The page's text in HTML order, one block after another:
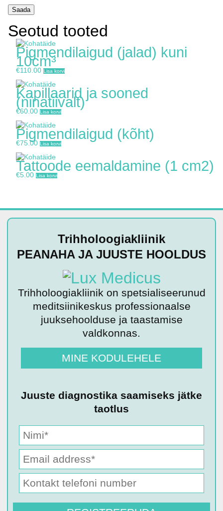
Seotud tooted
Pigmendilaigud (jalad) kuni
10cm³
€110.00 Lisa korvi
Kapillaarid ja sooned
(ninatiivalt)
€60.00 Lisa korvi
Pigmendilaigud (kõht)
€75.00 Lisa korvi
Tattoode eemaldamine (1 cm2)
€5.00 Lisa korvi
Trihholoogiakliinik
PEANAHA JA JUUSTE HOOLDUS
Trihholoogiakliinik on spetsialiseerunud
meditsiinikeskus professionaalse
juuksehoolduse ja taastamise
valdkonnas.
MINE KODULEHELE
Juuste diagnostika saamiseks jätke
taotlus